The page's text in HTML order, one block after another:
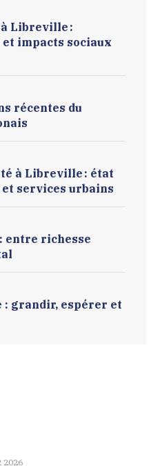
Libreville :
impacts sociaux
récentes du
à Libreville : état
services urbains
entre richesse
: grandir, espérer et
2026